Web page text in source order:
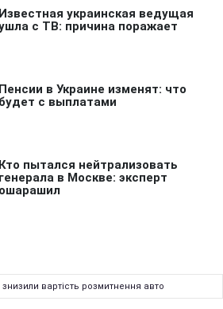
знизили вартість розмитнення авто